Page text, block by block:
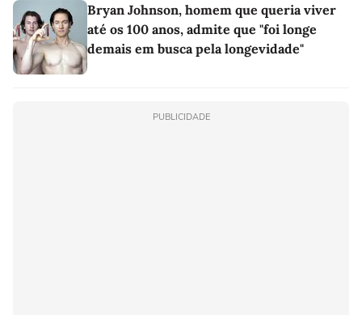
Bryan Johnson, homem que queria viver
até os 100 anos, admite que "foi longe
demais em busca pela longevidade"
PUBLICIDADE